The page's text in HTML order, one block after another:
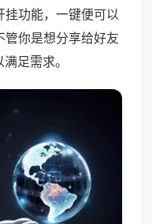
功能，一键便可以
管你是想分享给好友
足需求。